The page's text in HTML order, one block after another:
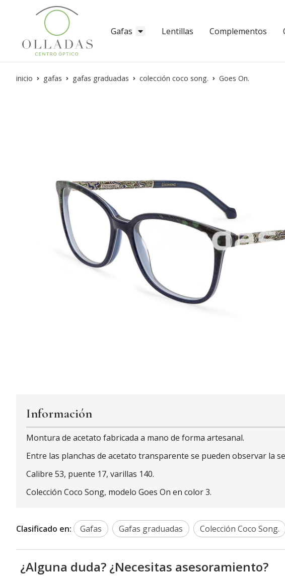
Gafas Lentillas Complementos
inicio gafas gafas graduadas colección coco song. Goes On.
Información
Montura de acetato fabricada a mano de forma artesanal.
Entre las planchas de acetato transparente se pueden observar la
Calibre 53, puente 17, varillas 140.
Colección Coco Song, modelo Goes On en color 3.
Clasificado en: Gafas Gafas graduadas Colección Coco Song.
¿Alguna duda? ¿Necesitas asesoramiento?